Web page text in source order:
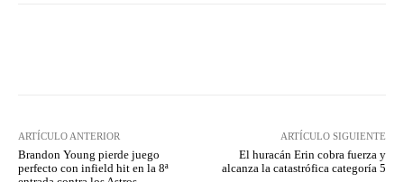
ARTÍCULO ANTERIOR
Brandon Young pierde juego
perfecto con infield hit en la 8ª
ARTÍCULO SIGUIENTE
El huracán Erin cobra fuerza y
alcanza la catastrófica categoría 5